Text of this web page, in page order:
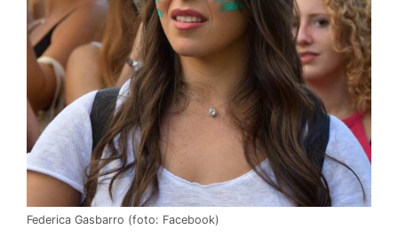
Federica Gasbarro (foto: Facebook)